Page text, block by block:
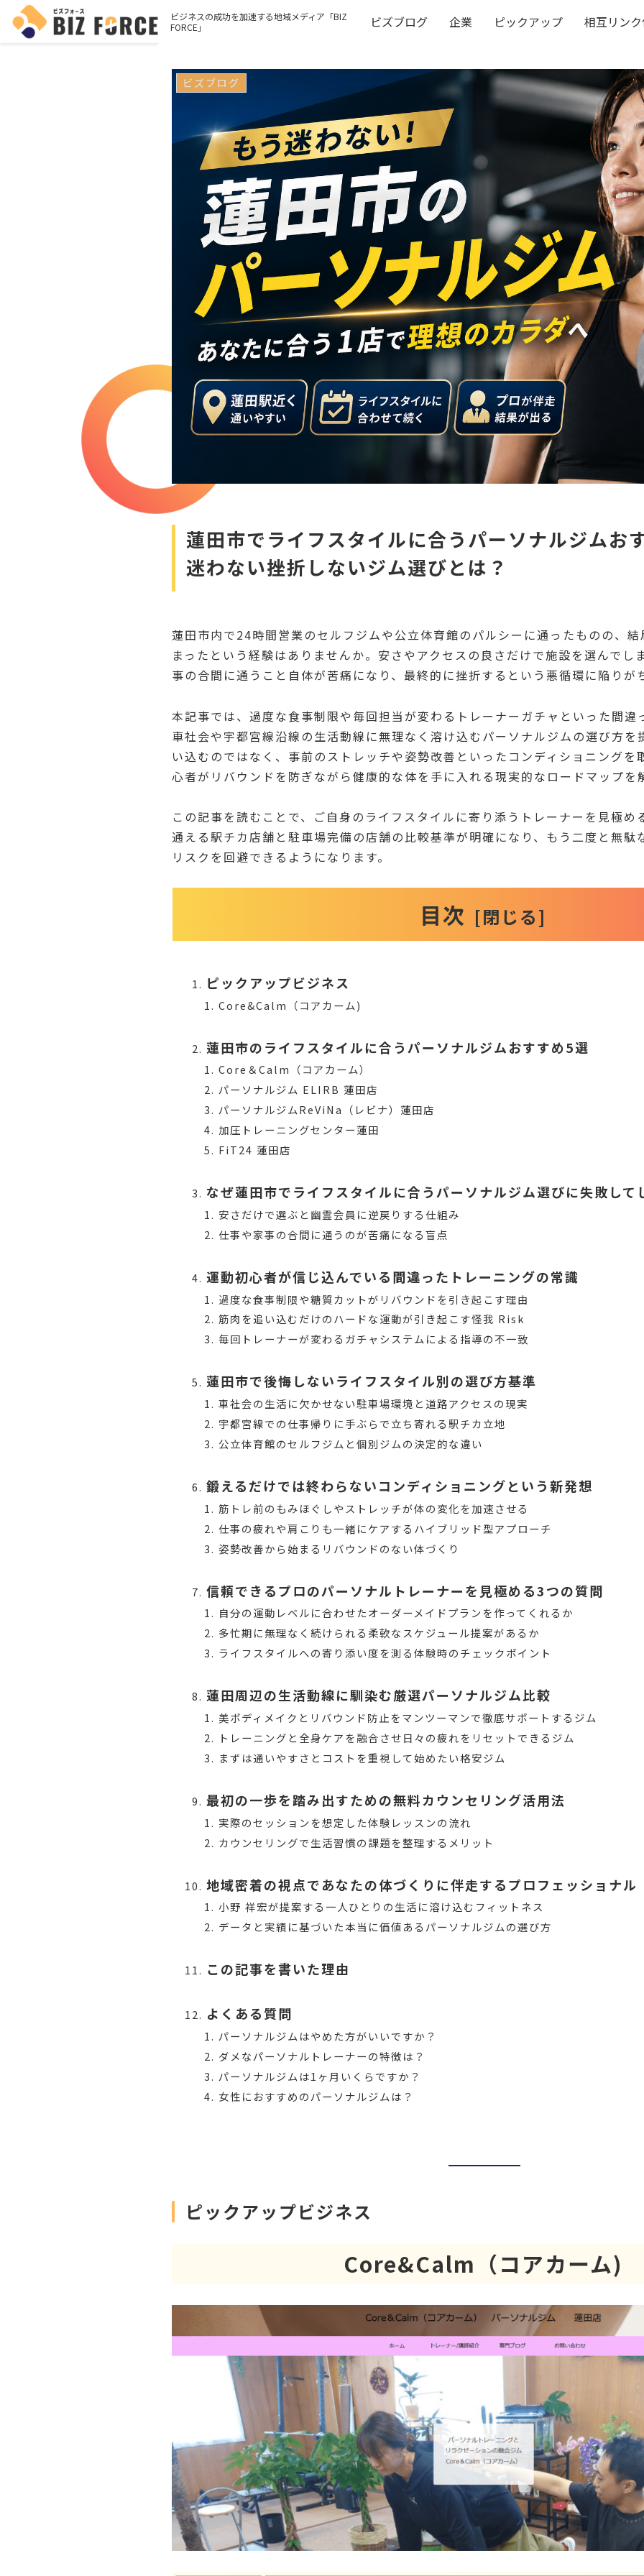
ビジネスの成功を加速する地域メディア「BIZ
FORCE」
ビズブログ 企業 ピックアップ 相互リン
蓮田市でライフスタイルに合うパーソナルジムお
迷わない挫折しないジム選びとは？
ビズブログ
蓮田市内で24時間営業のセルフジムや公立体育館のパルシーに通ったものの、結
まったという経験はありませんか。安さやアクセスの良さだけで施設を選んでし
事の合間に通うこと自体が苦痛になり、最終的に挫折するという悪循環に陥りが
本記事では、過度な食事制限や毎回担当が変わるトレーナーガチャといった間違
車社会や宇都宮線沿線の生活動線に無理なく溶け込むパーソナルジムの選び方を
い込むのではなく、事前のストレッチや姿勢改善といったコンディショニングを
心者がリバウンドを防ぎながら健康的な体を手に入れる現実的なロードマップを
この記事を読むことで、ご自身のライフスタイルに寄り添うトレーナーを見極め
通える駅チカ店舗と駐車場完備の店舗の比較基準が明確になり、もう二度と無駄
リスクを回避できるようになります。
目次
ピックアップビジネス
Core&Calm（コアカーム)
蓮田市のライフスタイルに合うパーソナルジムおすすめ5選
Core＆Calm（コアカーム）
パーソナルジム ELIRB 蓮田店
パーソナルジムReViNa（レビナ）蓮田店
加圧トレーニングセンター蓮田
FiT24 蓮田店
なぜ蓮田市でライフスタイルに合うパーソナルジム選びに失敗して
安さだけで選ぶと幽霊会員に逆戻りする仕組み
仕事や家事の合間に通うのが苦痛になる盲点
運動初心者が信じ込んでいる間違ったトレーニングの常識
過度な食事制限や糖質カットがリバウンドを引き起こす理由
筋肉を追い込むだけのハードな運動が引き起こす怪我 Risk
毎回トレーナーが変わるガチャシステムによる指導の不一致
蓮田市で後悔しないライフスタイル別の選び方基準
車社会の生活に欠かせない駐車場環境と道路アクセスの現実
宇都宮線での仕事帰りに手ぶらで立ち寄れる駅チカ立地
公立体育館のセルフジムと個別ジムの決定的な違い
鍛えるだけでは終わらないコンディショニングという新発想
筋トレ前のもみほぐしやストレッチが体の変化を加速させる
仕事の疲れや肩こりも一緒にケアするハイブリッド型アプローチ
姿勢改善から始まるリバウンドのない体づくり
信頼できるプロのパーソナルトレーナーを見極める3つの質問
自分の運動レベルに合わせたオーダーメイドプランを作ってくれるか
多忙期に無理なく続けられる柔軟なスケジュール提案があるか
ライフスタイルへの寄り添い度を測る体験時のチェックポイント
蓮田周辺の生活動線に馴染む厳選パーソナルジム比較
美ボディメイクとリバウンド防止をマンツーマンで徹底サポートするジム
トレーニングと全身ケアを融合させ日々の疲れをリセットできるジム
まずは通いやすさとコストを重視して始めたい格安ジム
最初の一歩を踏み出すための無料カウンセリング活用法
実際のセッションを想定した体験レッスンの流れ
カウンセリングで生活習慣の課題を整理するメリット
地域密着の視点であなたの体づくりに伴走するプロフェッショナル
小野 祥宏が提案する一人ひとりの生活に溶け込むフィットネス
データと実績に基づいた本当に価値あるパーソナルジムの選び方
この記事を書いた理由
よくある質問
パーソナルジムはやめた方がいいですか？
ダメなパーソナルトレーナーの特徴は？
パーソナルジムは1ヶ月いくらですか？
女性におすすめのパーソナルジムは？
ピックアップビジネス
Core&Calm（コアカーム)